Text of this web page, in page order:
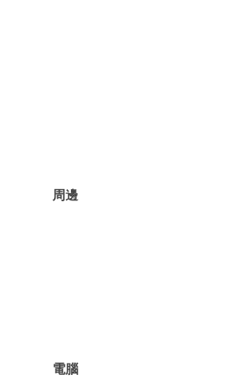
周邊
電腦